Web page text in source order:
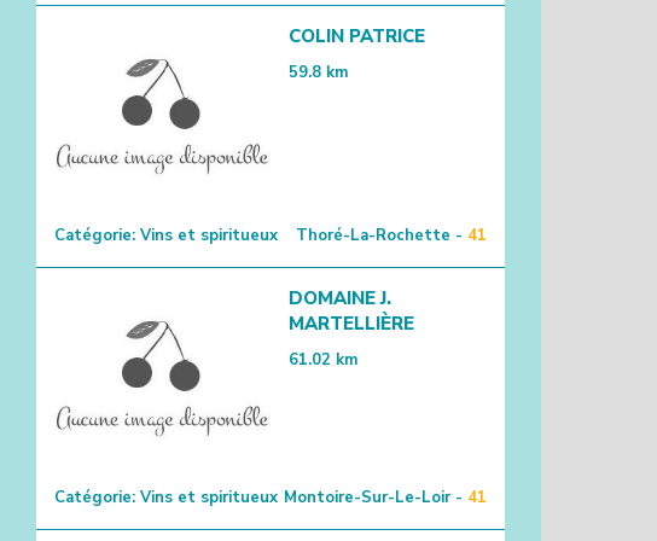
COLIN PATRICE
59.8 km
Catégorie: Vins et spiritueux Thoré-La-Rochette - 41
DOMAINE J.
MARTELLIÈRE
61.02 km
Catégorie: Vins et spiritueux Montoire-Sur-Le-Loir - 41